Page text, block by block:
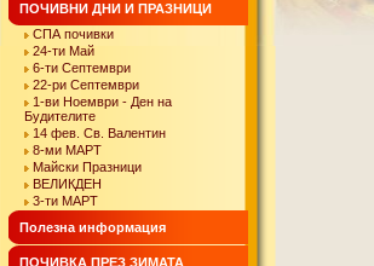
ПОЧИВНИ ДНИ И ПРАЗНИЦИ
СПА почивки
24-ти Май
6-ти Септември
22-ри Септември
1-ви Ноември - Ден на
Будителите
14 фев. Св. Валентин
8-ми МАРТ
Майски Празници
ВЕЛИКДЕН
3-ти МАРТ
Полезна информация
ПОЧИВКА ПРЕЗ ЗИМАТА